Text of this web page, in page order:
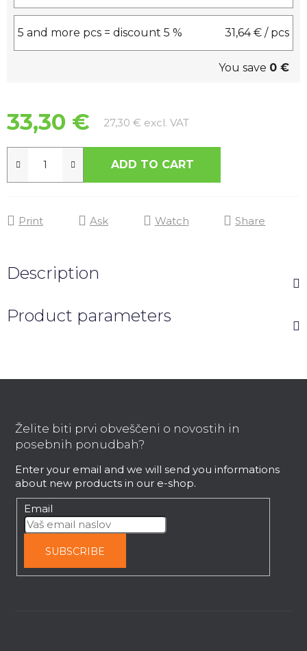
5 and more pcs = discount 5 % 31,64 € / pcs
You save 0 €
33,30 € 27,30 € excl. VATMeasure price:
ADD TO CART
Print Ask Watch Share
Description
Product parameters
Želite biti prvi obveščeni o novostih in
posebnih ponudbah?
Enter your email and we will send you informations
about new products in our e-shop.
Email
SUBSCRIBE